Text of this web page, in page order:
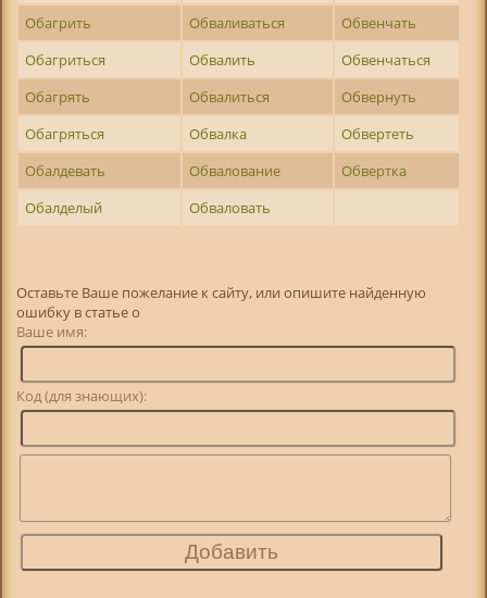
Обагрить
Обваливаться
Обвенчать
Обагриться
Обвалить
Обвенчаться
Обагрять
Обвалиться
Обвернуть
Обагряться
Обвалка
Обвертеть
Обалдевать
Обвалование
Обвертка
Обалделый
Обваловать
Оставьте Ваше пожелание к сайту, или опишите найденную
ошибку в статье о
Ваше имя:
Код (для знающих):